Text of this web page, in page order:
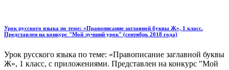
Урок русского языка по теме: «Правописание заглавной буквы Ж», 1 класс.
Представлен на конкурс "Мой лучший урок" (сентябрь 2018 года)
Урок русского языка по теме: «Правописание заглавной буквы
Ж», 1 класс, с приложениями. Представлен на конкурс "Мой